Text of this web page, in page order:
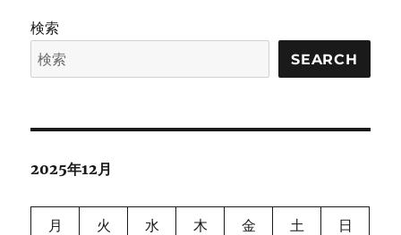
Social
検索
SEARCH
2025年12月
月 火 水 木 金 土 日